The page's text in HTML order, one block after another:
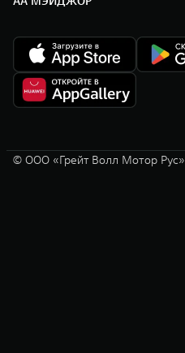
© ООО «Грейт Волл Мотор Рус»